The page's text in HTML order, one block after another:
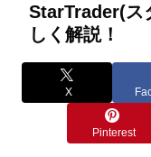
StarTrader(ス
しく解説！
X
Pinterest